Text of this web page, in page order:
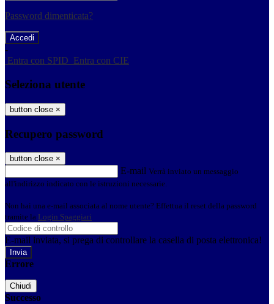
Password dimenticata?
-
Entra con SPID Entra con CIE
Seleziona utente
button close ×
Recupero password
button close ×
E-mail Verrà inviato un messaggio
all'indirizzo indicato con le istruzioni necessarie.
Non hai una e-mail associata al nome utente? Effettua il reset della password
tramite la Login Spaggiari
E-mail inviata, si prega di controllare la casella di posta elettronica!
Errore
Chiudi
Successo